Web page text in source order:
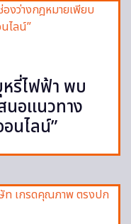
รี่ไฟฟ้า พบ
นอแนวทาง
นไลน์”